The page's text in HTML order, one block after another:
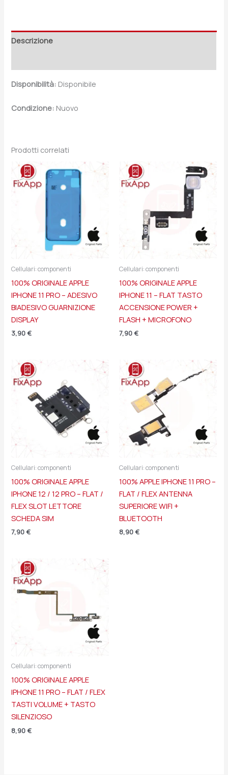
Descrizione
Disponibilità: Disponibile
Condizione: Nuovo
Prodotti correlati
Cellulari: componenti
100% ORIGINALE APPLE
IPHONE 11 PRO – ADESIVO
BIADESIVO GUARNIZIONE
DISPLAY
3,90 €
Cellulari: componenti
100% ORIGINALE APPLE
IPHONE 11 – FLAT TASTO
ACCENSIONE POWER +
FLASH + MICROFONO
7,90 €
Cellulari: componenti
100% ORIGINALE APPLE
IPHONE 12 / 12 PRO – FLAT /
FLEX SLOT LETTORE
SCHEDA SIM
7,90 €
Cellulari: componenti
100% APPLE IPHONE 11 PRO –
FLAT / FLEX ANTENNA
SUPERIORE WIFI +
BLUETOOTH
8,90 €
Cellulari: componenti
100% ORIGINALE APPLE
IPHONE 11 PRO – FLAT / FLEX
TASTI VOLUME + TASTO
SILENZIOSO
8,90 €